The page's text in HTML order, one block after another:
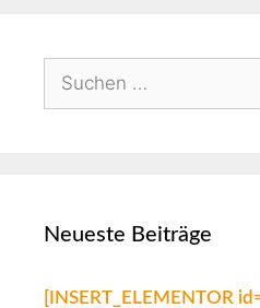
Neueste Beiträge
[INSERT_ELEMENTOR